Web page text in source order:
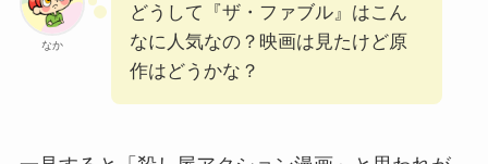
なか
どうして『ザ・ファブル』はこん
なに人気なの？映画は見たけど原
作はどうかな？